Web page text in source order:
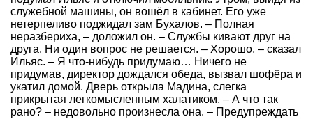
служебной машины, он вошёл в кабинет. Его уже
нетерпеливо поджидал зам Бухалов. – Полная
неразбериха, – доложил он. – Службы кивают друг на
друга. Ни один вопрос не решается. – Хорошо, – сказал
Ильяс. – Я что-нибудь придумаю… Ничего не
придумав, директор дождался обеда, вызвал шофёра и
укатил домой. Дверь открыла Мадина, слегка
прикрытая легкомысленным халатиком. – А что так
рано? – недовольно произнесла она. – Предупреждать